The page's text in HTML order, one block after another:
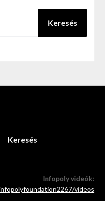
Keresés
Keresés
Infopoly videók:
videos